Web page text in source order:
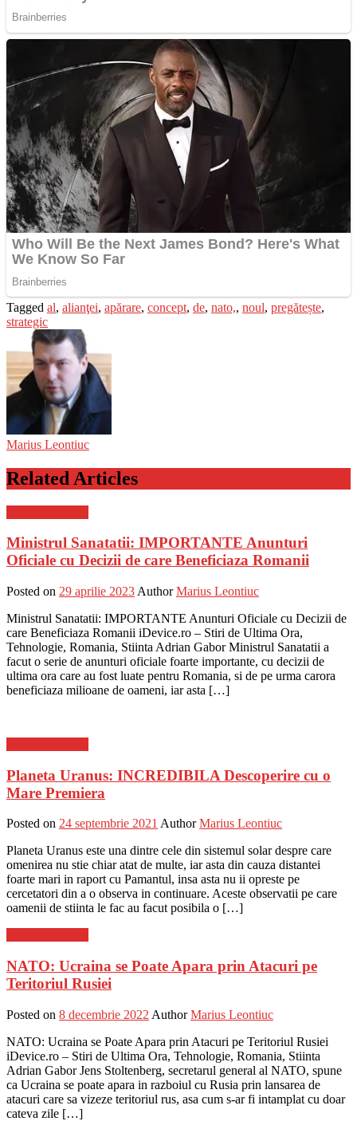
Tagged al, alianţei, apărare, concept, de, nato,, noul, pregătește,
strategic
Marius Leontiuc
Related Articles
Ministrul Sanatatii: IMPORTANTE Anunturi
Oficiale cu Decizii de care Beneficiaza Romanii
Posted on 29 aprilie 2023 Author Marius Leontiuc
Ministrul Sanatatii: IMPORTANTE Anunturi Oficiale cu Decizii de
care Beneficiaza Romanii iDevice.ro – Stiri de Ultima Ora,
Tehnologie, Romania, Stiinta Adrian Gabor Ministrul Sanatatii a
facut o serie de anunturi oficiale foarte importante, cu decizii de
ultima ora care au fost luate pentru Romania, si de pe urma carora
beneficiaza milioane de oameni, iar asta […]
Planeta Uranus: INCREDIBILA Descoperire cu o
Mare Premiera
Posted on 24 septembrie 2021 Author Marius Leontiuc
Planeta Uranus este una dintre cele din sistemul solar despre care
omenirea nu stie chiar atat de multe, iar asta din cauza distantei
foarte mari in raport cu Pamantul, insa asta nu ii opreste pe
cercetatori din a o observa in continuare. Aceste observatii pe care
oamenii de stiinta le fac au facut posibila o […]
NATO: Ucraina se Poate Apara prin Atacuri pe
Teritoriul Rusiei
Posted on 8 decembrie 2022 Author Marius Leontiuc
NATO: Ucraina se Poate Apara prin Atacuri pe Teritoriul Rusiei
iDevice.ro – Stiri de Ultima Ora, Tehnologie, Romania, Stiinta
Adrian Gabor Jens Stoltenberg, secretarul general al NATO, spune
ca Ucraina se poate apara in razboiul cu Rusia prin lansarea de
atacuri care sa vizeze teritoriul rus, asa cum s-ar fi intamplat cu doar
cateva zile […]